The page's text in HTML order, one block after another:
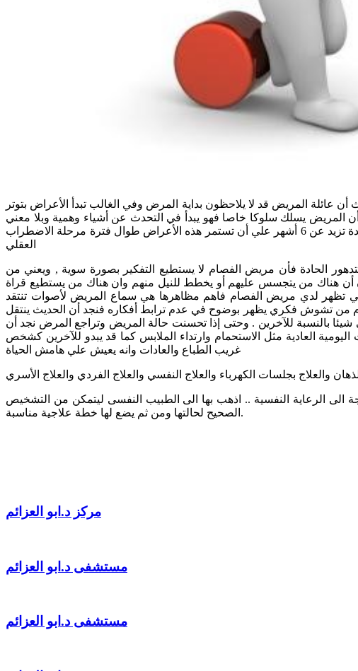
عائلة المريض قد لا يلاحظون بداية المرض وفي الغالب تبدأ الأعراض بتوتر
المريض يسلك سلوكا خاصا فهو يبدأ في التحدث عن أشياء وهمية وبلا معني
ويتلق أحاسيس غير موجودة وهذه هي بداية الاضطراب العقلي ويستطيع الطبيب النفسي تشخيص المرض عند استمرار الأعراض لمدة تزيد عن 6 أشهر علي أن تستمر هذه الأعراض طوال فترة مرحلة الاضطراب
العقلي
الحادة فأن مريض الفصام لا يستطيع التفكير بصورة سوية , ويعني من
هناك من يتجسس عليهم أو يخطط للنيل منهم وان هناك من يستطيع قراة
تظهر لدي مريض الفصام فاهم مظاهرها هي سماع المريض لأصوات تنتقد
من تشوش فكري يظهر بوضوح في عدم ترابط أفكاره فنجد أن الحديث ينتقل
بالنسبة للآخرين . وحتى إذا تحسنت حالة المريض وتراجع المرض نجد أن
العادية مثل الاستحمام وارتداء الملابس كما قد يبدو للآخرين كشخص
غريب الطباع والعادات وانه يعيش علي هامش الحياة
بجلسات الكهرباء والعلاج النفسي والعلاج الفردي والعلاج الأسري
الى الرعاية النفسية .. اذهب بها الى الطبيب النفسى ليتمكن من التشخيص
الصحيح لحالتها ومن ثم يضع لها خطة علاجية مناسبة.
مركز د.ابو العزائم
مستشفى د.ابو العزائم
مستشفى د.ابو العزائم